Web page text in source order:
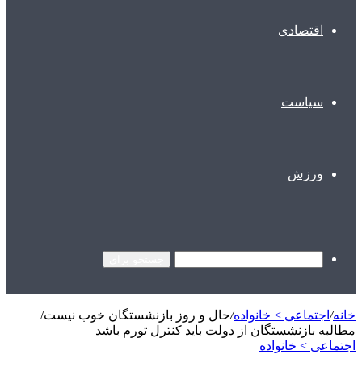
اقتصادی
سیاست
ورزش
خانه/ اجتماعی > خانواده/حال و روز بازنشستگان خوب نیست/
مطالبه بازنشستگان از دولت باید کنترل تورم باشد
اجتماعی > خانواده